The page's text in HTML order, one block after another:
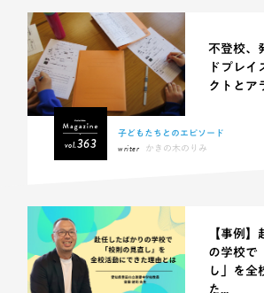
vol.363
不登校、
ドプレイ
クトとア
子どもたちとのエピソード
writer
かきの木のりみ
【事例
の学校で
し」を全